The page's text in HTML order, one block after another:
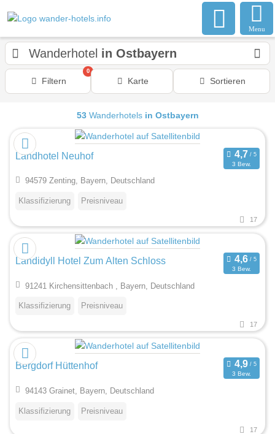
Menu
Wanderhotel in Ostbayern
Filtern
0
Karte Sortieren
53Wanderhotels in Ostbayern
Landhotel Neuhof
3 Bew.
94579 Zenting, Bayern, Deutschland
Klassifizierung Preisniveau
17
Landidyll Hotel Zum Alten Schloss
3 Bew.
91241 Kirchensittenbach , Bayern, Deutschland
Klassifizierung Preisniveau
17
Bergdorf Hüttenhof
3 Bew.
94143 Grainet, Bayern, Deutschland
Klassifizierung Preisniveau
17